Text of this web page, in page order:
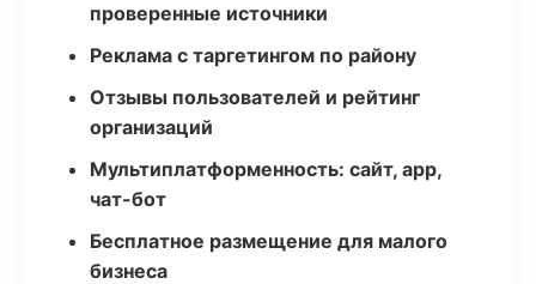
проверенные источники
Реклама с таргетингом по району
Отзывы пользователей и рейтинг
организаций
Мультиплатформенность: сайт, app,
чат-бот
Бесплатное размещение для малого
бизнеса